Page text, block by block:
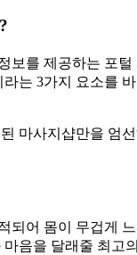
보를 제공하는 포
라는 3가지 요소를
마사지샵만을 엄
되어 몸이 무겁게
마음을 달래줄 최고